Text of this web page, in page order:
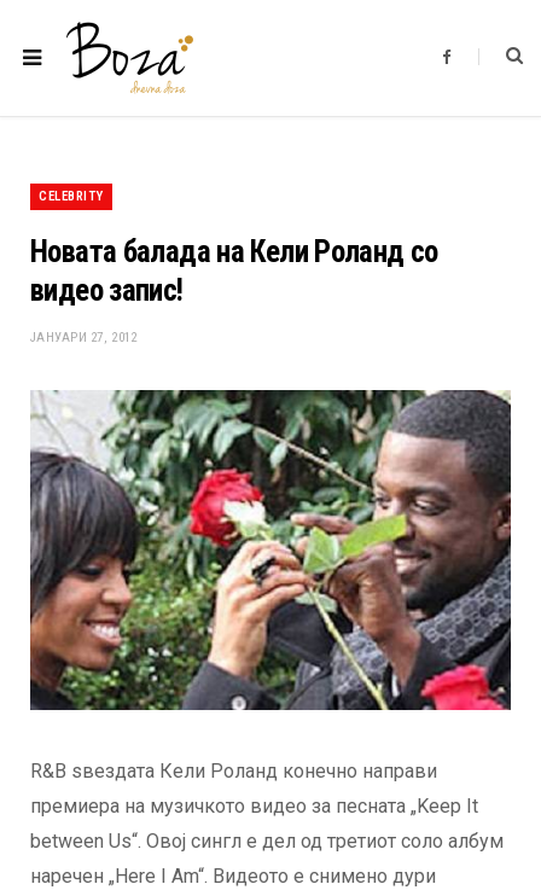
F
b
CELEBRITY
Новата балада на Кели Роланд со
видео запис!
ЈАНУАРИ 27, 2012
R&B ѕвездата Кели Роланд конечно направи
премиера на музичкото видео за песната „Keep It
between Us“. Овој сингл е дел од третиот соло албум
наречен „Here I Am“. Видеото е снимено дури